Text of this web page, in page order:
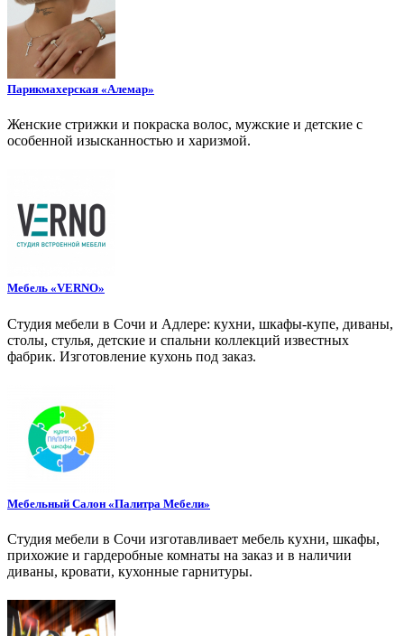
Парикмахерская «Алемар»
Женские стрижки и покраска волос, мужские и детские с
особенной изысканностью и харизмой.
Мебель «VERNO»
Студия мебели в Сочи и Адлере: кухни, шкафы-купе, диваны,
столы, стулья, детские и спальни коллекций известных
фабрик. Изготовление кухонь под заказ.
Мебельный Салон «Палитра Мебели»
Студия мебели в Сочи изготавливает мебель кухни, шкафы,
прихожие и гардеробные комнаты на заказ и в наличии
диваны, кровати, кухонные гарнитуры.